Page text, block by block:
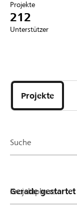
Anmelden
DE FR IT
Projekte
212
Unterstützer
Projekte
und
Organisationen
Projekte
Suche
Projektphase